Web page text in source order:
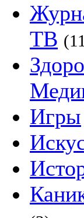
ТВ
Игры